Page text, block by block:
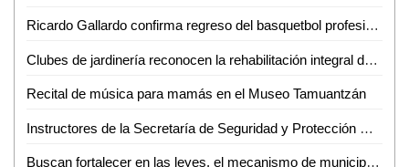
Ricardo Gallardo confirma regreso del basquetbol profesional
Clubes de jardinería reconocen la rehabilitación integral del Parque de Morales que arrancó el Gobierno de la Capital
Recital de música para mamás en el Museo Tamuantzán
Instructores de la Secretaría de Seguridad y Protección Ciudadana de la Capital son reconocidos por el Sistema Nacional de Seguridad Pública
Buscan fortalecer en las leyes, el mecanismo de municipalización y entrega de la infraestructura del servicio de agua potable y alcantarillado